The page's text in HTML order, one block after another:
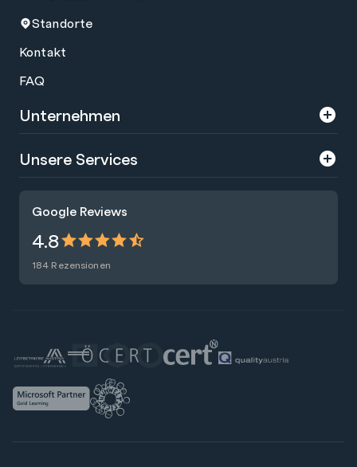
Google Reviews
4.8
184 Rezensionen
Standorte
Kontakt
FAQ
Unternehmen
Über uns
Presse
Nachhaltigkeit
Blog
Unsere Services
Raummiete